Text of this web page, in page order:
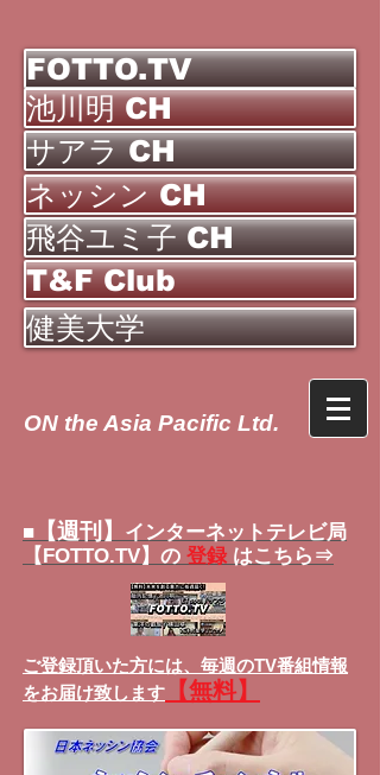
FOTTO.TV
池川明 CH
サアラ CH
ネッシン CH
飛谷ユミ子 CH
T&F Club
健美大学
ON the Asia Pacific Ltd.
■ 【週刊】
インターネットテレビ局
【FOTTO.TV】の 登録 はこちら⇒
ご登録頂いた方には、 毎週のTV番組情報
をお届け致します
【無料】